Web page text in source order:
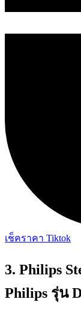
เช็คราคา Tiktok
3. Philips
Philips รุ่น